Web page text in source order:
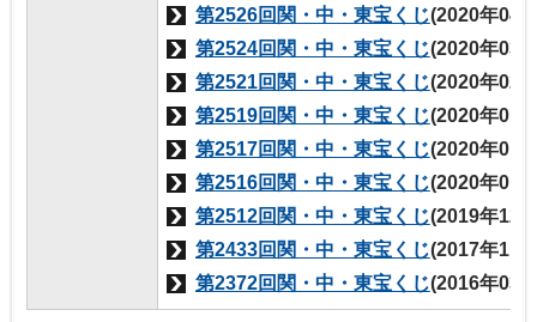
第2526回関・中・東宝くじ(2020年04
第2524回関・中・東宝くじ(2020年03
第2521回関・中・東宝くじ(2020年02
第2519回関・中・東宝くじ(2020年01
第2517回関・中・東宝くじ(2020年01
第2516回関・中・東宝くじ(2020年01
第2512回関・中・東宝くじ(2019年12
第2433回関・中・東宝くじ(2017年11
第2372回関・中・東宝くじ(2016年03